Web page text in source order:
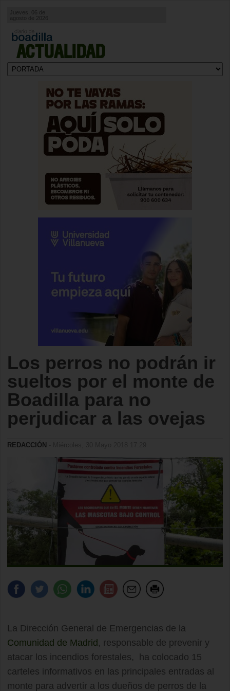
ACTUALIDAD
agosto de 2026
Los perros no podrán ir
sueltos por el monte de
Boadilla para no
perjudicar a las ovejas
REDACCIÓN
La Dirección General de Emergencias de la
Comunidad de Madrid , responsable de prevenir y
atacar los incendios forestales, ha colocado 15
carteles informativos en las principales entradas al
monte para advertir a los dueños de perros de la